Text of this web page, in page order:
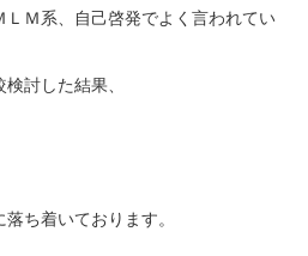
Ｍ系、自己啓発でよく言われてい
討した結果、
ち着いております。